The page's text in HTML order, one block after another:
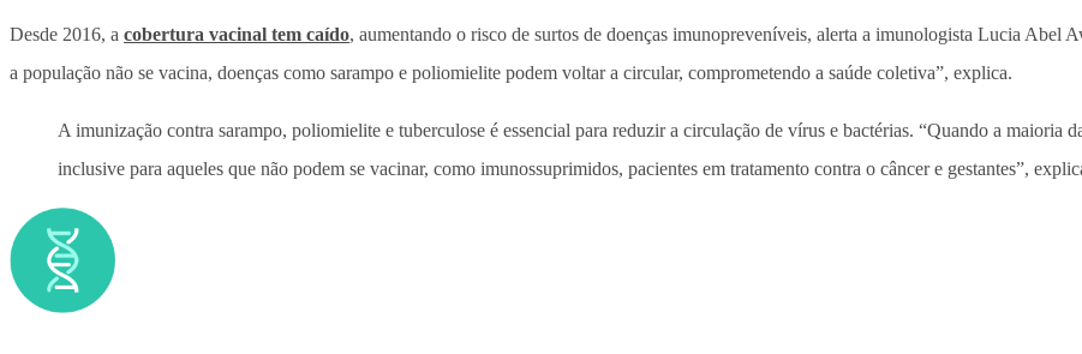
Desde 2016, a cobertura vacinal tem caído, aumentando o risco de surtos de doenças imunopreveníveis, alerta a imunologista Lucia Abel
a população não se vacina, doenças como sarampo e poliomielite podem voltar a circular, comprometendo a saúde coletiva”, explica.
A imunização contra sarampo, poliomielite e tuberculose é essencial para reduzir a circulação de vírus e bactérias. “Quando a maioria
inclusive para aqueles que não podem se vacinar, como imunossuprimidos, pacientes em tratamento contra o câncer e gestantes”,